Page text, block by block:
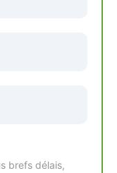
brefs délais,